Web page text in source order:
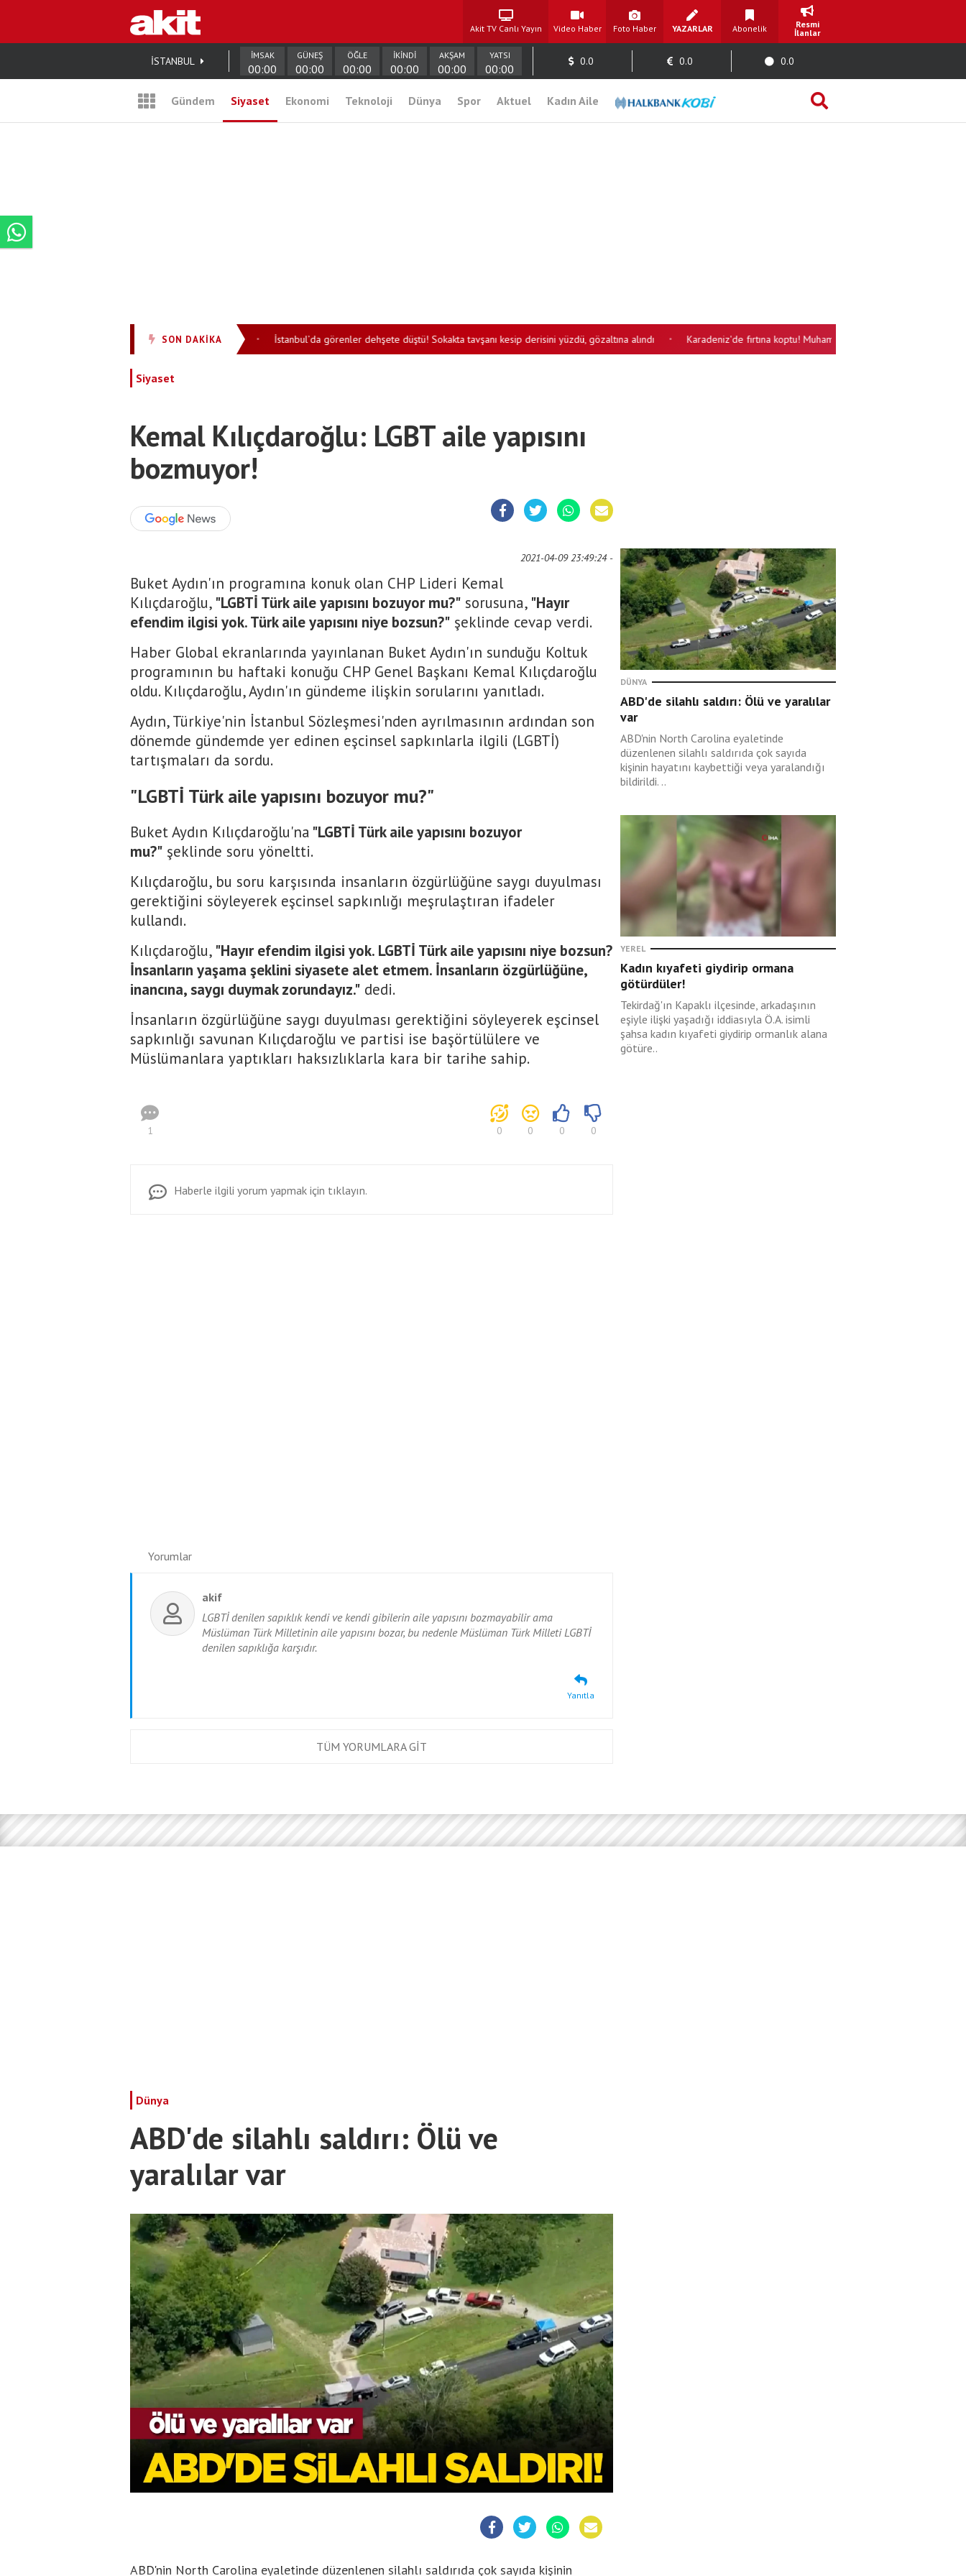
Akit TV Canlı Yayın Video Haber Foto Haber YAZARLAR Abonelik
Resmi
İlanlar
İSTANBUL İMSAK
00:00
GÜNEŞ
00:00
ÖĞLE
00:00
İKİNDİ
00:00
AKŞAM
00:00
YATSI
00:00
0.0 0.0 0.0
Gündem Siyaset Ekonomi Teknoloji Dünya Spor Aktuel Kadın Aile
SON DAKİKA
Stadı Galatasaray maçıyla tamamen açılıyor İstanbul’da görenler dehşete düştü! Sokakta tavşanı kesip derisini yüzdü, gözaltına alındı • Karadeniz'de fırtına koptu! Muhammed Salah Trabzonspor için
Siyaset
Kemal Kılıçdaroğlu: LGBT aile yapısını
bozmuyor!
2021-04-09 23:49:24 -
Buket Aydın'ın programına konuk olan CHP Lideri Kemal
Kılıçdaroğlu, "LGBTİ Türk aile yapısını bozuyor mu?" sorusuna, "Hayır
efendim ilgisi yok. Türk aile yapısını niye bozsun?" şeklinde cevap verdi.
Haber Global ekranlarında yayınlanan Buket Aydın'ın sunduğu Koltuk
programının bu haftaki konuğu CHP Genel Başkanı Kemal Kılıçdaroğlu
oldu. Kılıçdaroğlu, Aydın'ın gündeme ilişkin sorularını yanıtladı.
Aydın, Türkiye'nin İstanbul Sözleşmesi'nden ayrılmasının ardından son
dönemde gündemde yer edinen eşcinsel sapkınlarla ilgili (LGBTİ)
tartışmaları da sordu.
"LGBTİ Türk aile yapısını bozuyor mu?"
Buket Aydın Kılıçdaroğlu'na "LGBTİ Türk aile yapısını bozuyor
mu?" şeklinde soru yöneltti.
Kılıçdaroğlu, bu soru karşısında insanların özgürlüğüne saygı duyulması
gerektiğini söyleyerek eşcinsel sapkınlığı meşrulaştıran ifadeler
kullandı.
Kılıçdaroğlu, "Hayır efendim ilgisi yok. LGBTİ Türk aile yapısını niye bozsun?
İnsanların yaşama şeklini siyasete alet etmem. İnsanların özgürlüğüne,
inancına, saygı duymak zorundayız." dedi.
İnsanların özgürlüğüne saygı duyulması gerektiğini söyleyerek eşcinsel
sapkınlığı savunan Kılıçdaroğlu ve partisi ise başörtülülere ve
Müslümanlara yaptıkları haksızlıklarla kara bir tarihe sahip.
1 0 0 0 0
Haberle ilgili yorum yapmak için tıklayın.
Yorumlar
akif
LGBTİ denilen sapıklık kendi ve kendi gibilerin aile yapısını bozmayabilir ama
Müslüman Türk Milletinin aile yapısını bozar, bu nedenle Müslüman Türk Milleti LGBTİ
denilen sapıklığa karşıdır.
Yanıtla
TÜM YORUMLARA GİT
DÜNYA
ABD'de silahlı saldırı: Ölü ve yaralılar
var
ABD'nin North Carolina eyaletinde
düzenlenen silahlı saldırıda çok sayıda
kişinin hayatını kaybettiği veya yaralandığı
bildirildi. ..
YEREL
Kadın kıyafeti giydirip ormana
götürdüler!
Tekirdağ'ın Kapaklı ilçesinde, arkadaşının
eşiyle ilişki yaşadığı iddiasıyla Ö.A. isimli
şahsa kadın kıyafeti giydirip ormanlık alana
götüre..
Dünya
ABD'de silahlı saldırı: Ölü ve
yaralılar var
ABD'nin North Carolina eyaletinde düzenlenen silahlı saldırıda çok sayıda kişinin